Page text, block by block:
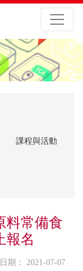
課程與活動
料常備食
報名
期： 2021-07-07